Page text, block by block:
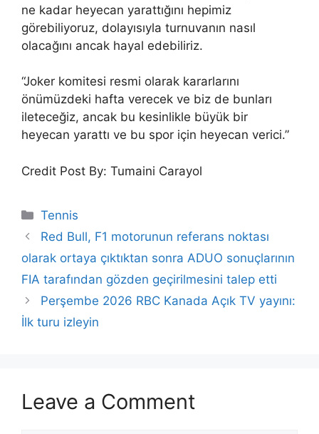
ne kadar heyecan yarattığını hepimiz
görebiliyoruz, dolayısıyla turnuvanın nasıl
olacağını ancak hayal edebiliriz.
“Joker komitesi resmi olarak kararlarını
önümüzdeki hafta verecek ve biz de bunları
ileteceğiz, ancak bu kesinlikle büyük bir
heyecan yarattı ve bu spor için heyecan verici.”
Credit Post By: Tumaini Carayol
Categories
Tennis
Red Bull, F1 motorunun referans noktası
olarak ortaya çıktıktan sonra ADUO sonuçlarının
FIA tarafından gözden geçirilmesini talep etti
Perşembe 2026 RBC Kanada Açık TV yayını:
İlk turu izleyin
Leave a Comment